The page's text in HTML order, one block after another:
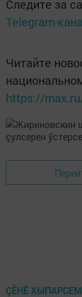
Следите за
Telegram-
Читайте
https://
ÇӖНӖ ХЫПАРСЕМ